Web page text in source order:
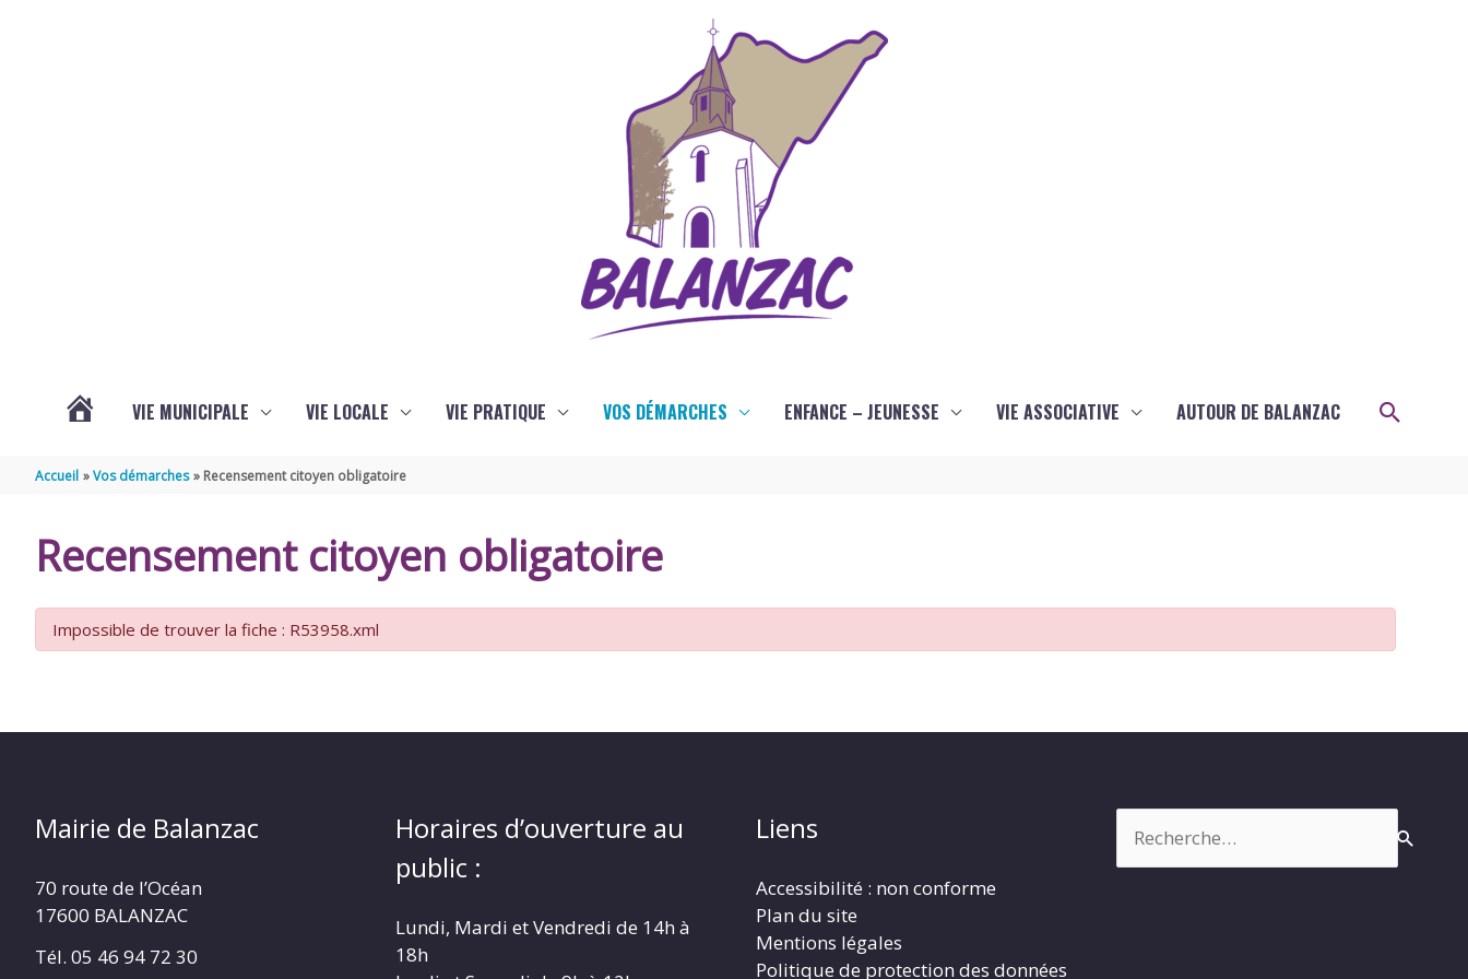
VIE MUNICIPALE VIE LOCALE VIE PRATIQUE VOS DÉMARCHES ENFANCE – JEUNESSE VIE ASSOCIATIVE AUTOUR DE BALANZAC
Accueil Vos démarches Recensement citoyen obligatoire
Recensement citoyen obligatoire
Impossible de trouver la fiche : R53958.xml
Mairie de Balanzac
70 route de l’Océan
17600 BALANZAC
Tél. 05 46 94 72 30
Horaires d’ouverture au
public :
Lundi, Mardi et Vendredi de 14h à
18h
Liens
Accessibilité : non conforme
Plan du site
Mentions légales
Politique de protection des données